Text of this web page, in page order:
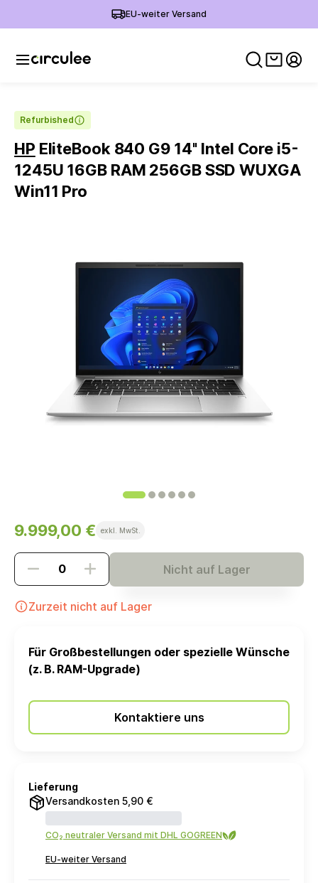
EU-weiter Versand
Refurbished
HP EliteBook 840 G9 14'' Intel Core i5-
1245U 16GB RAM 256GB SSD WUXGA
Win11 Pro
9.999,00 € exkl. MwSt.
Nicht auf Lager
Zurzeit nicht auf Lager
Für Großbestellungen oder spezielle Wünsche
(z. B. RAM-Upgrade)
Kontaktiere uns
Lieferung
Versandkosten 5,90 €
CO₂ neutraler Versand mit DHL GOGREEN
EU-weiter Versand